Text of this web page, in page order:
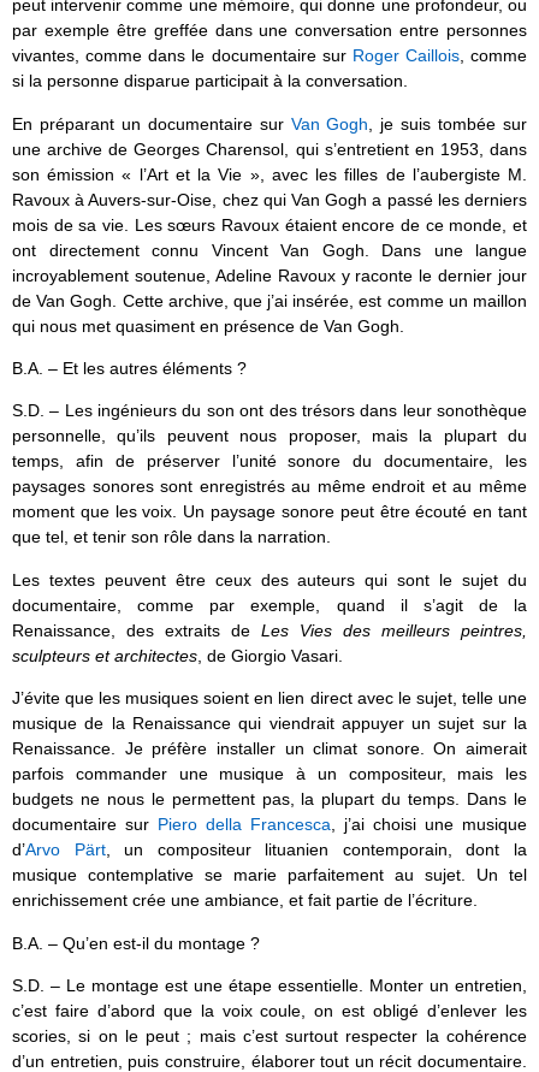
peut intervenir comme une mémoire, qui donne une profondeur, ou
par exemple être greffée dans une conversation entre personnes
vivantes, comme dans le documentaire sur Roger Caillois, comme
si la personne disparue participait à la conversation.
En préparant un documentaire sur Van Gogh , je suis tombée sur
une archive de Georges Charensol, qui s’entretient en 1953, dans
son émission « l’Art et la Vie », avec les filles de l’aubergiste M.
Ravoux à Auvers-sur-Oise, chez qui Van Gogh a passé les derniers
mois de sa vie. Les sœurs Ravoux étaient encore de ce monde, et
ont directement connu Vincent Van Gogh. Dans une langue
incroyablement soutenue, Adeline Ravoux y raconte le dernier jour
de Van Gogh. Cette archive, que j’ai insérée, est comme un maillon
qui nous met quasiment en présence de Van Gogh.
B.A. – Et les autres éléments ?
S.D. – Les ingénieurs du son ont des trésors dans leur sonothèque
personnelle, qu’ils peuvent nous proposer, mais la plupart du
temps, afin de préserver l’unité sonore du documentaire, les
paysages sonores sont enregistrés au même endroit et au même
moment que les voix. Un paysage sonore peut être écouté en tant
que tel, et tenir son rôle dans la narration.
Les textes peuvent être ceux des auteurs qui sont le sujet du
documentaire, comme par exemple, quand il s’agit de la
Renaissance, des extraits de Les Vies des meilleurs peintres,
sculpteurs et architectes , de Giorgio Vasari.
J’évite que les musiques soient en lien direct avec le sujet, telle une
musique de la Renaissance qui viendrait appuyer un sujet sur la
Renaissance. Je préfère installer un climat sonore. On aimerait
parfois commander une musique à un compositeur, mais les
budgets ne nous le permettent pas, la plupart du temps. Dans le
documentaire sur Piero della Francesca, j’ai choisi une musique
d’Arvo Pärt, un compositeur lituanien contemporain, dont la
musique contemplative se marie parfaitement au sujet. Un tel
enrichissement crée une ambiance, et fait partie de l’écriture.
B.A. – Qu’en est-il du montage ?
S.D. – Le montage est une étape essentielle. Monter un entretien,
c’est faire d’abord que la voix coule, on est obligé d’enlever les
scories, si on le peut ; mais c’est surtout respecter la cohérence
d’un entretien, puis construire, élaborer tout un récit documentaire.